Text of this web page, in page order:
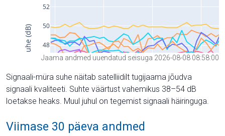
Jaama andmed uuendatud seisuga 2026-08-08 08:58:00
Signaali-müra suhe näitab satelliidilt tugijaama jõudva
signaali kvaliteeti. Suhte väärtust vahemikus 38–54 dB
loetakse heaks. Muul juhul on tegemist signaali häiringuga.
Viimase 30 päeva andmed